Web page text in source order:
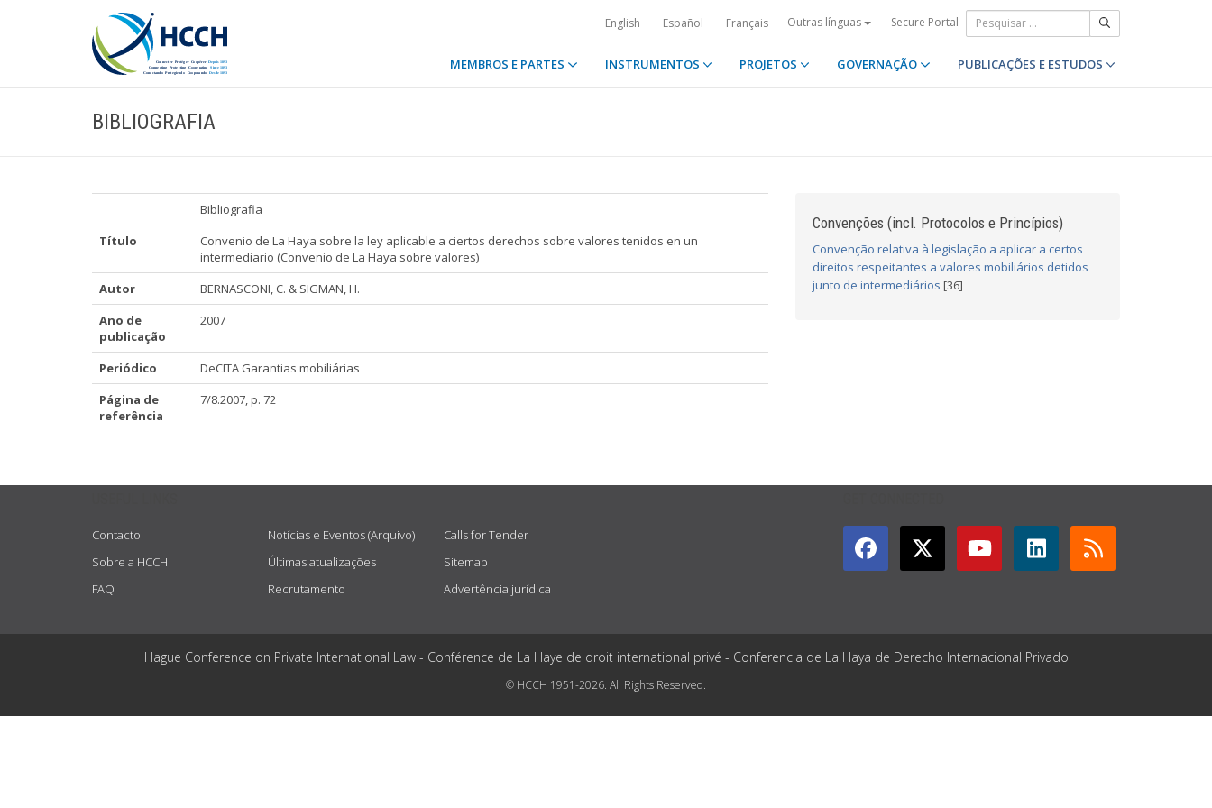
English Español Français Outras línguas Secure Portal
MEMBROS E PARTES INSTRUMENTOS PROJETOS GOVERNAÇÃO PUBLICAÇÕES E ESTUDOS
BIBLIOGRAFIA
Bibliografia
Título
Convenio de La Haya sobre la ley aplicable a ciertos derechos sobre valores tenidos en un
intermediario (Convenio de La Haya sobre valores)
Autor
BERNASCONI, C. & SIGMAN, H.
Ano de
publicação
2007
Periódico
DeCITA Garantias mobiliárias
Página de
referência
7/8.2007, p. 72
Convenções (incl. Protocolos e Princípios)
Convenção relativa à legislação a aplicar a certos
direitos respeitantes a valores mobiliários detidos
junto de intermediários [36]
Contacto
Sobre a HCCH
FAQ
Notícias e Eventos (Arquivo)
Últimas atualizações
Recrutamento
Calls for Tender
Sitemap
Advertência jurídica
Hague Conference on Private International Law - Conférence de La Haye de droit international privé - Conferencia de La Haya de Derecho Internacional Privado
© HCCH 1951-2026. All Rights Reserved.